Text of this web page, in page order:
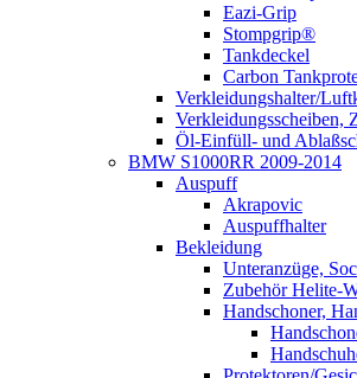
Eazi-Grip
Stompgrip®
Tankdeckel
Carbon
Verkleidungshalter/
Verkleidungsscheiben,
Öl-Einfüll- und
BMW S1000RR 2009-2014
Auspuff
Akrapovic
Auspuffhalter
Bekleidung
Unteranzüge,
Zubehör Helite-
Handschoner,